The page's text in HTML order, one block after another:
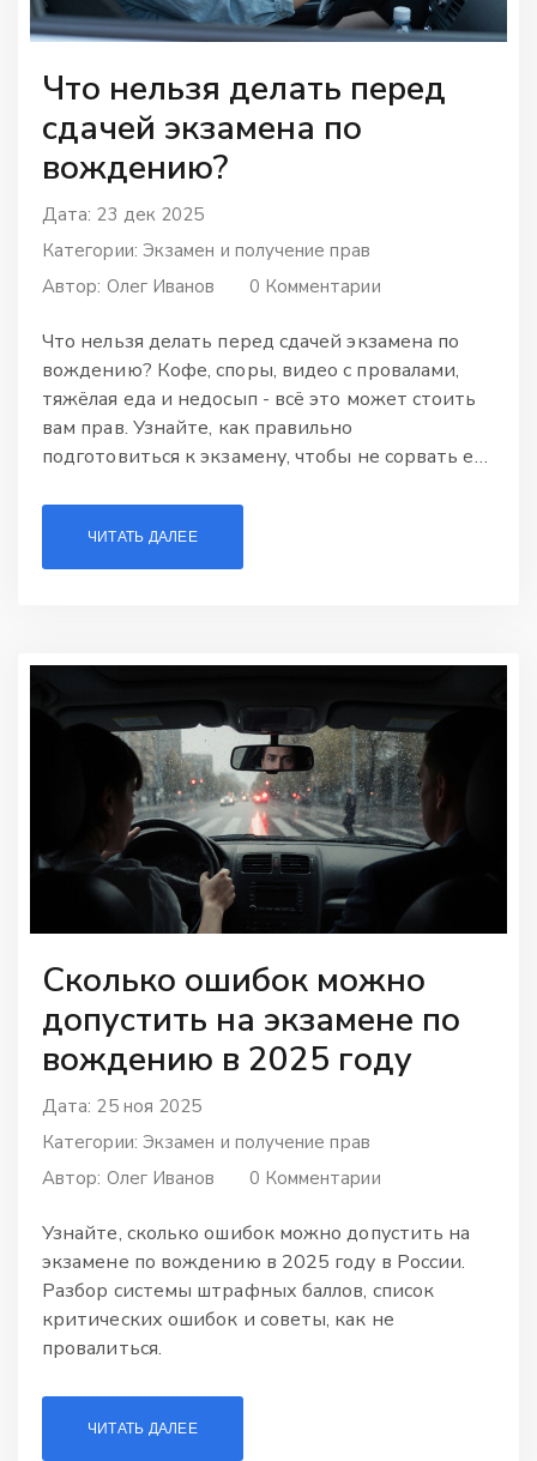
Что нельзя делать перед
сдачей экзамена по
вождению?
Дата: 23 дек 2025
Категории: Экзамен и получение прав
Автор: Олег Иванов 0 Комментарии
Что нельзя делать перед сдачей экзамена по
вождению? Кофе, споры, видео с провалами,
тяжёлая еда и недосып - всё это может стоить
вам прав. Узнайте, как правильно
подготовиться к экзамену, чтобы не сорвать его
ЧИТАТЬ ДАЛЕЕ
Сколько ошибок можно
допустить на экзамене по
вождению в 2025 году
Дата: 25 ноя 2025
Категории: Экзамен и получение прав
Автор: Олег Иванов 0 Комментарии
Узнайте, сколько ошибок можно допустить на
экзамене по вождению в 2025 году в России.
Разбор системы штрафных баллов, список
критических ошибок и советы, как не
провалиться.
ЧИТАТЬ ДАЛЕЕ